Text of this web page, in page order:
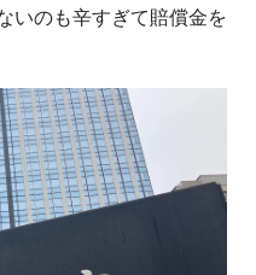
いのも辛すぎて賠償金を